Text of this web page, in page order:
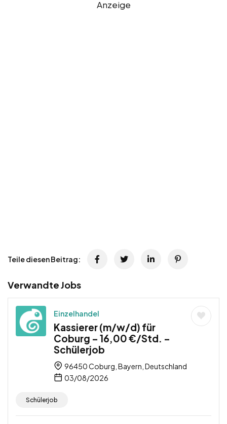
Anzeige
Teile diesen Beitrag:
Verwandte Jobs
Einzelhandel
Kassierer (m/w/d) für
Coburg – 16,00 €/Std. –
Schülerjob
96450 Coburg, Bayern, Deutschland
03/08/2026
Schülerjob